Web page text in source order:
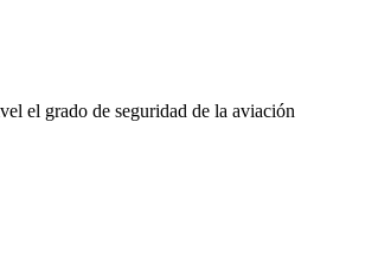
el grado de seguridad de la aviación